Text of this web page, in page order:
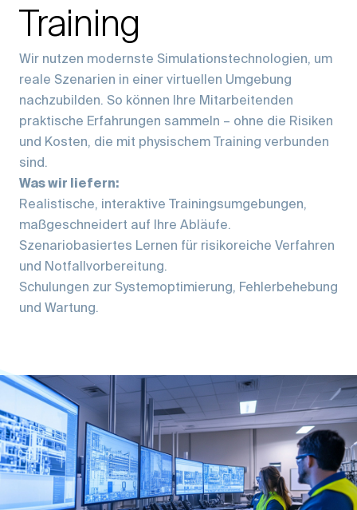
Training
Wir nutzen modernste Simulationstechnologien, um
reale Szenarien in einer virtuellen Umgebung
nachzubilden. So können Ihre Mitarbeitenden
praktische Erfahrungen sammeln – ohne die Risiken
und Kosten, die mit physischem Training verbunden
sind.
Was wir liefern:
Realistische, interaktive Trainingsumgebungen,
maßgeschneidert auf Ihre Abläufe.
Szenariobasiertes Lernen für risikoreiche Verfahren
und Notfallvorbereitung.
Schulungen zur Systemoptimierung, Fehlerbehebung
und Wartung.